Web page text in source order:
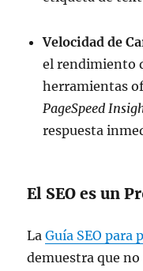
Velocidad de
el rendimiento
herramientas
PageSpeed
respuesta
El SEO es un
LaGuía SEO para
demuestra que